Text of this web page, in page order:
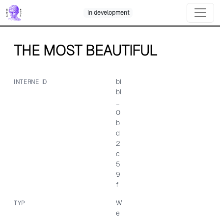
Skip
to
content
in development
THE MOST BEAUTIFUL
INTERNE ID
bi
bl
0
b
d
2
c
5
9
f
TYP
W
e